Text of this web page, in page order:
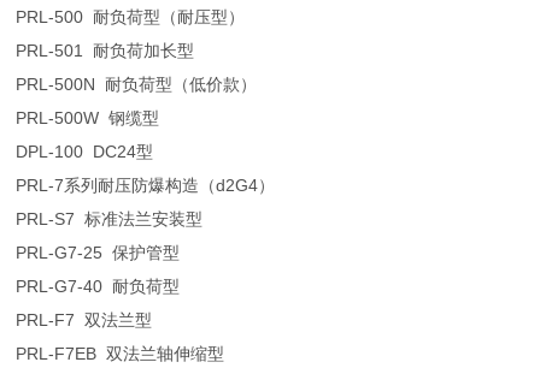
PRL-500 耐负荷型（耐压型）
PRL-501 耐负荷加长型
PRL-500N 耐负荷型（低价款）
PRL-500W 钢缆型
DPL-100 DC24型
PRL-7系列耐压防爆构造（d2G4）
PRL-S7 标准法兰安装型
PRL-G7-25 保护管型
PRL-G7-40 耐负荷型
PRL-F7 双法兰型
PRL-F7EB 双法兰轴伸缩型